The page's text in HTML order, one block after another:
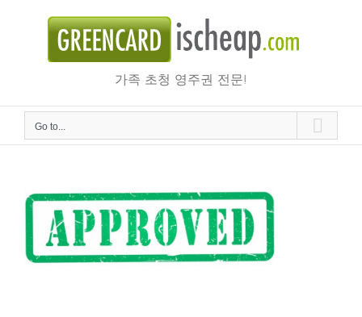
가족 초청 영주권 전문!
Go to...